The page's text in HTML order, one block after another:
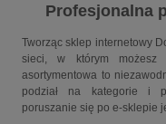
Profesjonalna
Tworząc sklep internetowy
sieci, w którym możesz
asortymentowa to
podział na kategorie i
poruszanie się po e-sklepie